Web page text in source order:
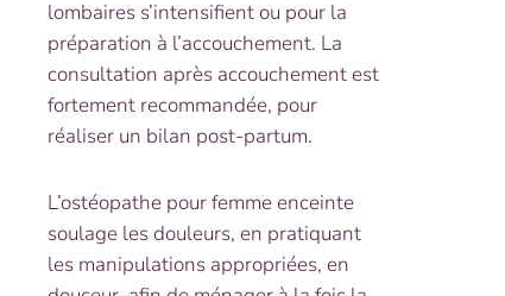
lombaires s’intensifient ou pour la
préparation à l’accouchement. La
consultation après accouchement est
fortement recommandée, pour
réaliser un bilan post-partum.
L’ostéopathe pour femme enceinte
soulage les douleurs, en pratiquant
les manipulations appropriées, en